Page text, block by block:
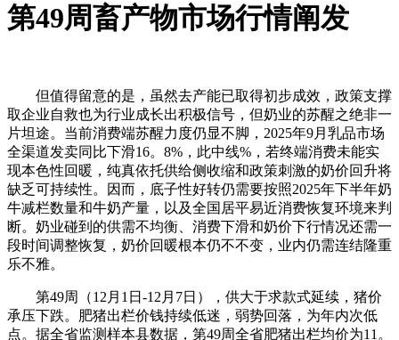
第49周畜产物市场行情阐发
但值得留意的是，虽然去产能已取得初步成效，政策支撑
取企业自救也为行业成长出积极信号，但奶业的苏醒之绝非一
片坦途。当前消费端苏醒力度仍显不脚，2025年9月乳品市场
全渠道发卖同比下滑16。8%，此中线%，若终端消费未能实
现本色性回暖，纯真依托供给侧收缩和政策刺激的奶价回升将
缺乏可持续性。因而，底子性好转仍需要按照2025年下半年奶
牛减栏数量和牛奶产量，以及全国居平易近消费恢复环境来判
断。奶业碰到的供需不均衡、消费下滑和奶价下行情况还需一
段时间调整恢复，奶价回暖根本仍不不变，业内仍需连结隆重
乐不雅。
第49周（12月1日-12月7日），供大于求款式延续，猪价
承压下跌。肥猪出栏价钱持续低迷，弱势回落，为年内次低
点。据全省监测样本县数据，第49周全省肥猪出栏均价为11。